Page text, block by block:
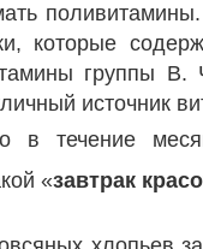
которые
группы В.
источник
в течение
«завтрак